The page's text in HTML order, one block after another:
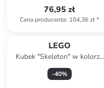
76,95 zł
Cena producenta: 104,36 zł*
LEGO
Kubek "Skeleton" w kolorze
białym - 530 ml
-40%